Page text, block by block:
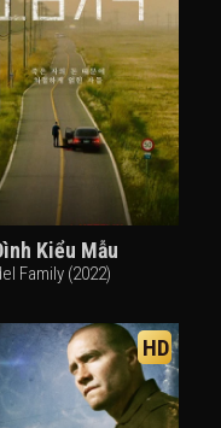
Kiểu Mẫu
Family (2022)
HD